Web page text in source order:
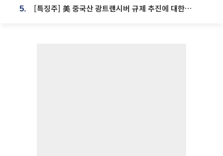
5. [특징주] 美 중국산 광트랜시버 규제 추진에 대한광통신 등 광통신株 강세